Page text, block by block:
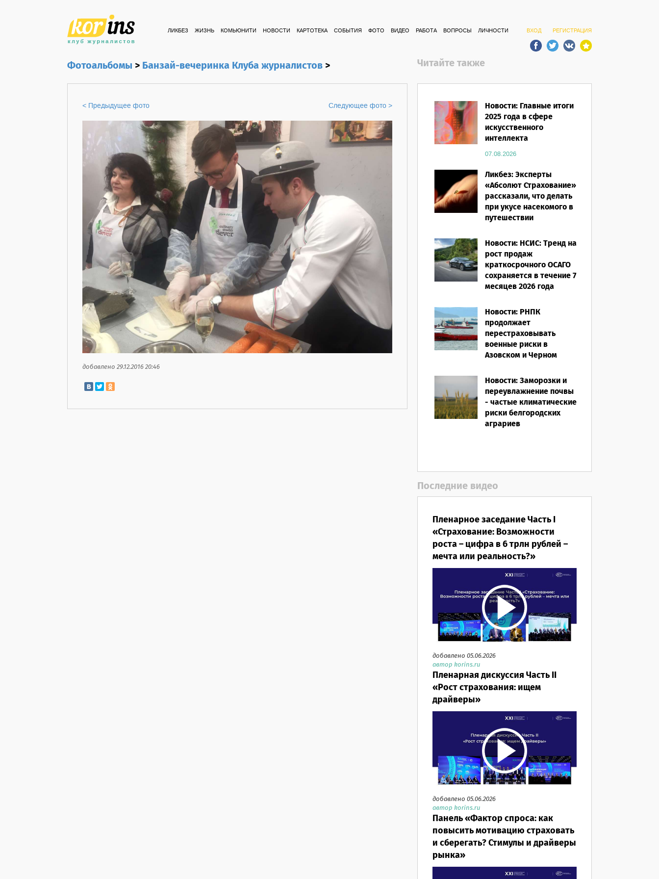
ВХОД РЕГИСТРАЦИЯ
ЛИКБЕЗ ЖИЗНЬ КОМЬЮНИТИ НОВОСТИ КАРТОТЕКА СОБЫТИЯ ФОТО ВИДЕО РАБОТА ВОПРОСЫ ЛИЧНОСТИ
Фотоальбомы>Банзай-вечеринка Клуба журналистов>
< Предыдущее фото Следующее фото >
добавлено 29.12.2016 20:46
Читайте также
Новости: Главные итоги
2025 года в сфере
искусственного
интеллекта
07.08.2026
Ликбез: Эксперты
«Абсолют Страхование»
рассказали, что делать
при укусе насекомого в
путешествии
Новости: НСИС: Тренд на
рост продаж
краткосрочного ОСАГО
сохраняется в течение 7
месяцев 2026 года
Новости: РНПК
продолжает
перестраховывать
военные риски в
Азовском и Черном
06.08.2026
Новости: Заморозки и
переувлажнение почвы
- частые климатические
риски белгородских
аграриев
Последние видео
Пленарное заседание Часть I
«Страхование: Возможности
роста – цифра в 6 трлн рублей –
мечта или реальность?»
добавлено 05.06.2026
автор korins.ru
Пленарная дискуссия Часть II
«Рост страхования: ищем
драйверы»
добавлено 05.06.2026
автор korins.ru
Панель «Фактор спроса: как
повысить мотивацию страховать
и сберегать? Стимулы и драйверы
рынка»